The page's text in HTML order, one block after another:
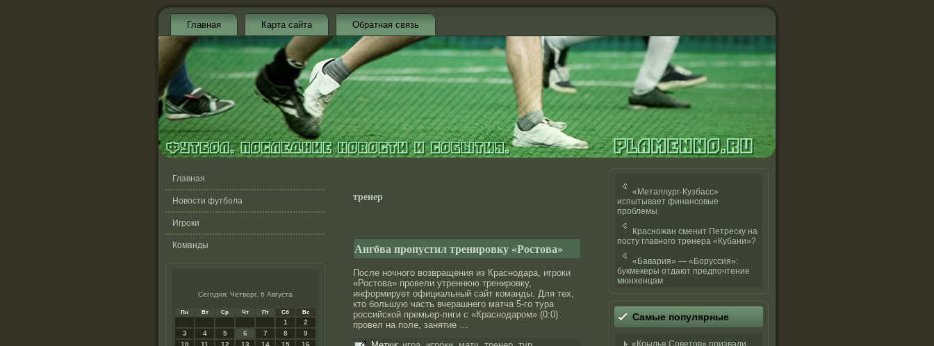
Главная Карта сайта Обратная связь
Главная
Новости футбола
Игроки
Команды
Сегодня: Четверг, 6 Августа
Пн Вт Ср Чт Пт Сб Вс
1
2
3
4 5 6 7 8
9
10
11 12 13 14 15
16
тренер
Ангбва пропустил тренировку «Ростова»
После ночного возвращения из Краснодара, игроки
«Ростова» провели утреннюю тренировку,
информирует официальный сайт команды. Для тех,
кто большую часть вчерашнего матча 5-го тура
российской премьер-лиги с «Краснодаром» (0:0)
провел на поле, занятие …
«Металлург-Кузбасс»
испытывает финансовые
проблемы
Красножан сменит Петреску на
посту главного тренера «Кубани»?
«Бавария» — «Боруссия»:
букмекеры отдают предпочтение
мюнхенцам
Самые популярные
«Крылья Советов» призвали